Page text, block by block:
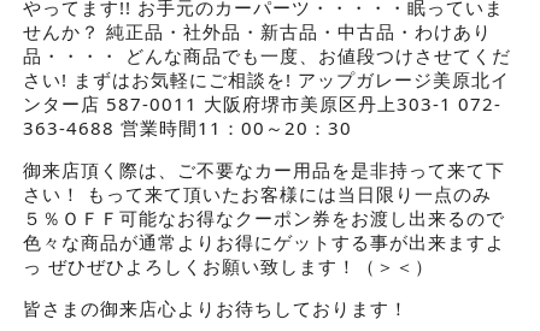
やってます!! お手元のカーパーツ・・・・・眠っていま
せんか？ 純正品・社外品・新古品・中古品・わけあり
品・・・・ どんな商品でも一度、お値段つけさせてくだ
さい! まずはお気軽にご相談を! アップガレージ美原北イ
ンター店 587-0011 大阪府堺市美原区丹上303-1 072-
363-4688 営業時間11：00～20：30
御来店頂く際は、ご不要なカー用品を是非持って来て下
さい！ もって来て頂いたお客様には当日限り一点のみ
５％ＯＦＦ可能なお得なクーポン券をお渡し出来るので
色々な商品が通常よりお得にゲットする事が出来ますよ
っ ぜひぜひよろしくお願い致します！（＞＜）
皆さまの御来店心よりお待ちしております！